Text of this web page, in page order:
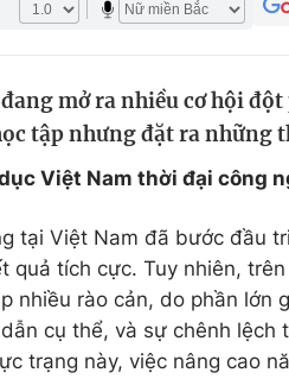
sống
Tuyển sinh
mở ra nhiều cơ hội
tập nhưng đặt ra những
Việt Nam thời đại công
tại Việt Nam đã bước đầu
quả tích cực. Tuy nhiên,
nhiều rào cản, do phần lớn
cụ thể, và sự chênh lệch
trạng này, việc nâng cao